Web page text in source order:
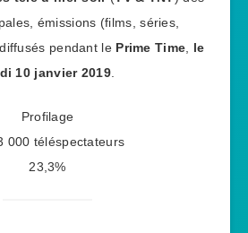
émissions (films, séries,
pendant le Prime Time
le
10 janvier 2019
Profilage
000 téléspectateurs
23,3%